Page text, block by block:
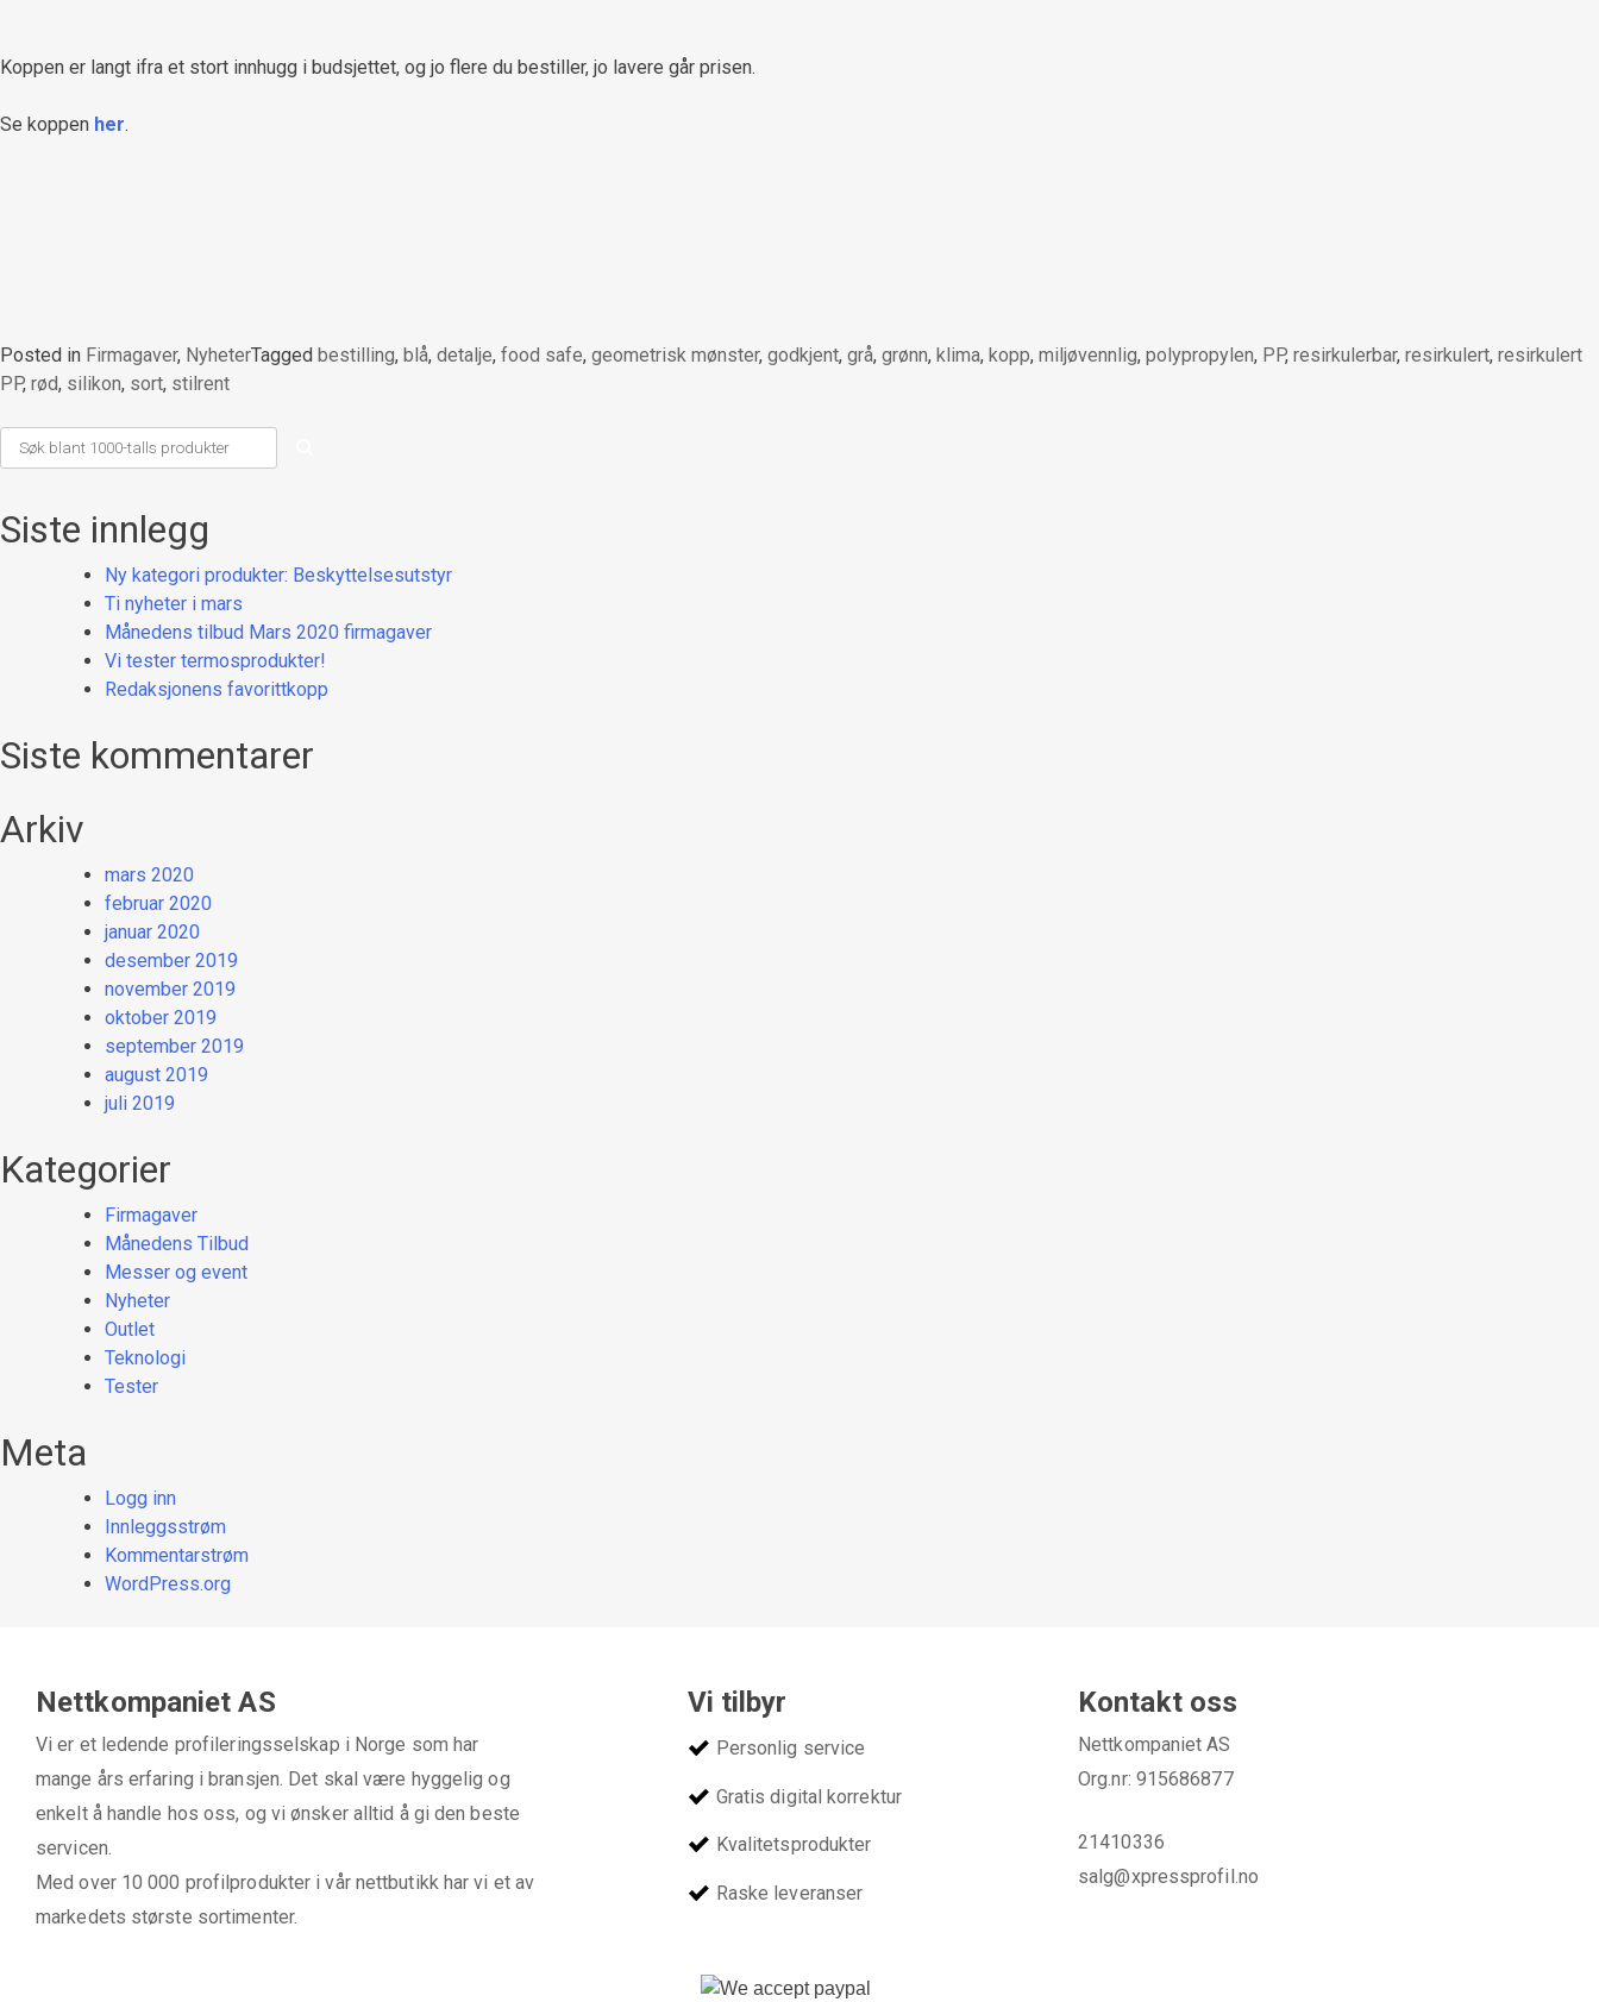
Koppen er langt ifra et stort innhugg i budsjettet, og jo flere du bestiller, jo lavere går prisen.
Se koppen her.
Posted in Firmagaver, NyheterTagged bestilling, blå, detalje, food safe, geometrisk mønster, godkjent, grå, grønn, klima, kopp, miljøvennlig, polypropylen, PP, resirkulerbar, resirkulert, resirkulert
PP, rød, silikon, sort, stilrent
Siste innlegg
Ny kategori produkter: Beskyttelsesutstyr
Ti nyheter i mars
Månedens tilbud Mars 2020 firmagaver
Vi tester termosprodukter!
Redaksjonens favorittkopp
Siste kommentarer
Arkiv
mars 2020
februar 2020
januar 2020
desember 2019
november 2019
oktober 2019
september 2019
august 2019
juli 2019
Kategorier
Firmagaver
Månedens Tilbud
Messer og event
Nyheter
Outlet
Teknologi
Tester
Meta
Logg inn
Innleggsstrøm
Kommentarstrøm
WordPress.org
Nettkompaniet AS
Vi er et ledende profileringsselskap i Norge som har
mange års erfaring i bransjen. Det skal være hyggelig og
enkelt å handle hos oss, og vi ønsker alltid å gi den beste
servicen.
Med over 10 000 profilprodukter i vår nettbutikk har vi et av
markedets største sortimenter.
Vi tilbyr
Personlig service
Gratis digital korrektur
Kvalitetsprodukter
Raske leveranser
Kontakt oss
Nettkompaniet AS
Org.nr: 915686877
21410336
salg@xpressprofil.no